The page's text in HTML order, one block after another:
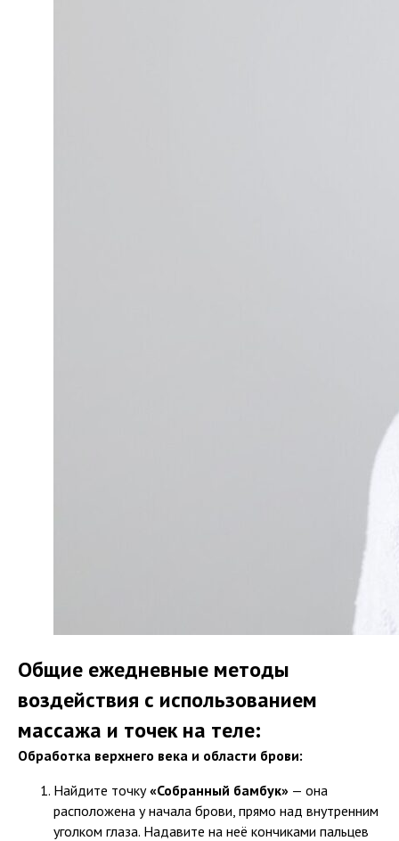
Общие ежедневные методы
воздействия с использованием
массажа и точек на теле:
Обработка верхнего века и области брови:
Найдите точку«Собранный бамбук» — она
расположена у начала брови, прямо над внутренним
уголком глаза. Надавите на неё кончиками пальцев